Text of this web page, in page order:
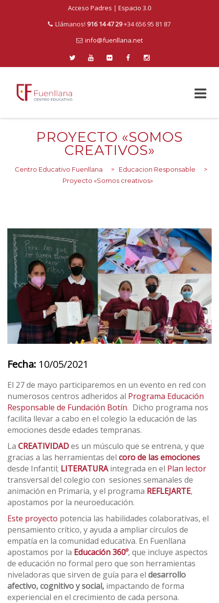
Acceso Padres | Espacio 3.0
Llámanos! 916 14 47 29+34 656 95 81 87
info@fuenllana.net
PROYECTO «SOMOS
CREATIVOS»
Centro Educativo Fuenllana > Educacion Responsable
>
Proyecto «Somos creativos»
Fecha: 10/05/2021
El 27 de mayo participaremos en un evento en red con
numerosos centros adheridos al Programa Educación
Responsable de Fundación Botín. Dicho programa nos
facilita llevar a cabo en el colegio la educación de las
emociones desde edades tempranas.
La CREATIVIDADes un músculo que se entrena, y que
gracias a las herramientas del coro de las emociones
desde Infantil; LITERATURAintegrada en el Plan lector
transversal del colegio con sesiones semanales de
animación en Primaria, y el programa REFLEJARTE,
apostamos por la neuroeducación.
Este proyecto potencia las habilidades colaborativas, el
pensamiento crítico, y ayuda a ampliar círculos de
empatía en la comunidad educativa. En Fuenllana
apostamos por la Educación 360º, que incluye aspectos
de educación no formal pero que son herramientas
niveladoras que sirven de guía para el desarrollo
afectivo, cognitivo y social, impactando de forma
experiencial en el crecimiento de cada persona.